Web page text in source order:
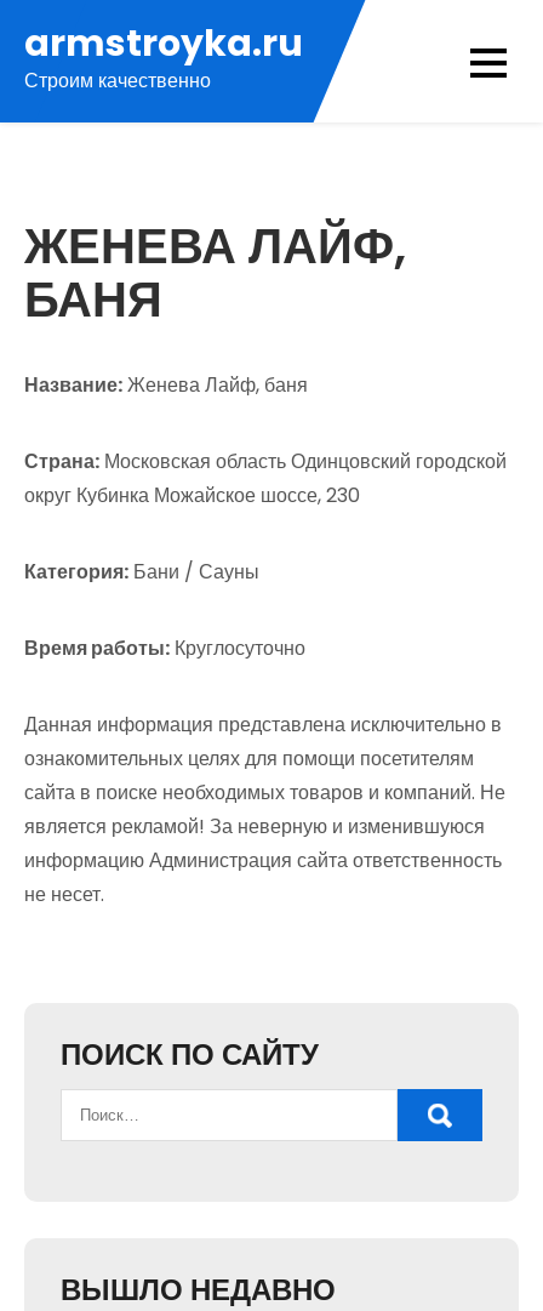
содержимому
armstroyka.ru
Строим качественно
ЖЕНЕВА ЛАЙФ,
БАНЯ
Название:Женева Лайф, баня
Страна: Московская область Одинцовский городской
округ Кубинка Можайское шоссе, 230
Категория: Бани / Сауны
Время работы: Круглосуточно
Данная информация представлена исключительно в
ознакомительных целях для помощи посетителям
сайта в поиске необходимых товаров и компаний. Не
является рекламой! За неверную и изменившуюся
информацию Администрация сайта ответственность
не несет.
ПОИСК ПО САЙТУ
ВЫШЛО НЕДАВНО